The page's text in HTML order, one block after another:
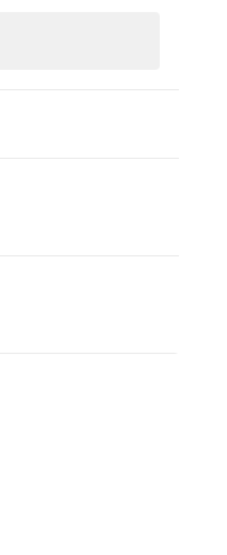
Be Delicious 100 ml i